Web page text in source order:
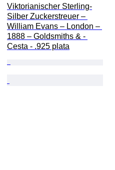
Viktorianischer Sterling-
Silber Zuckerstreuer –
William Evans – London –
1888 – Goldsmiths & -
Cesta - .925 plata